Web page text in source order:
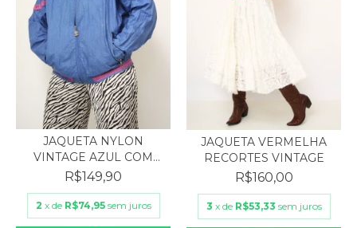
JAQUETA NYLON
VINTAGE AZUL COM
ROSA BORD...
R$149,90
2 x de R$74,95 sem juros
JAQUETA VERMELHA
RECORTES VINTAGE
R$160,00
3 x de R$53,33 sem juros